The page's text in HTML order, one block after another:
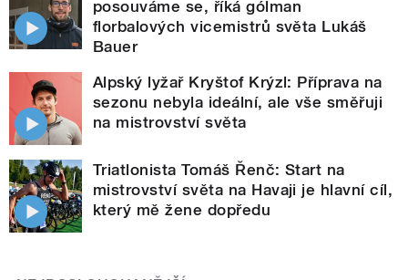
posouváme se, říká gólman
florbalových vicemistrů světa Lukáš
Bauer
Alpský lyžař Kryštof Krýzl: Příprava na
sezonu nebyla ideální, ale vše směřuji
na mistrovství světa
Triatlonista Tomáš Řenč: Start na
mistrovství světa na Havaji je hlavní cíl,
který mě žene dopředu